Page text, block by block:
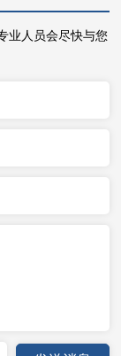
业人员会尽快与您